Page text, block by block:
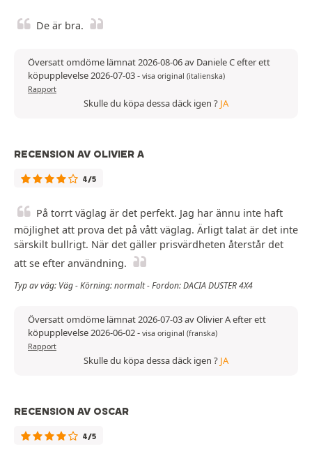
De är bra.
Översatt omdöme lämnat 2026-08-06 av Daniele C efter ett
köpupplevelse 2026-07-03- visa original (italienska)
Rapport
Skulle du köpa dessa däck igen ? JA
RECENSION AV OLIVIER A
4/5
På torrt väglag är det perfekt. Jag har ännu inte haft
möjlighet att prova det på vått väglag. Ärligt talat är det inte
särskilt bullrigt. När det gäller prisvärdheten återstår det
att se efter användning.
Typ av väg: Väg - Körning: normalt - Fordon: DACIA DUSTER 4X4
Översatt omdöme lämnat 2026-07-03 av Olivier A efter ett
köpupplevelse 2026-06-02- visa original (franska)
Rapport
Skulle du köpa dessa däck igen ? JA
RECENSION AV OSCAR
4/5